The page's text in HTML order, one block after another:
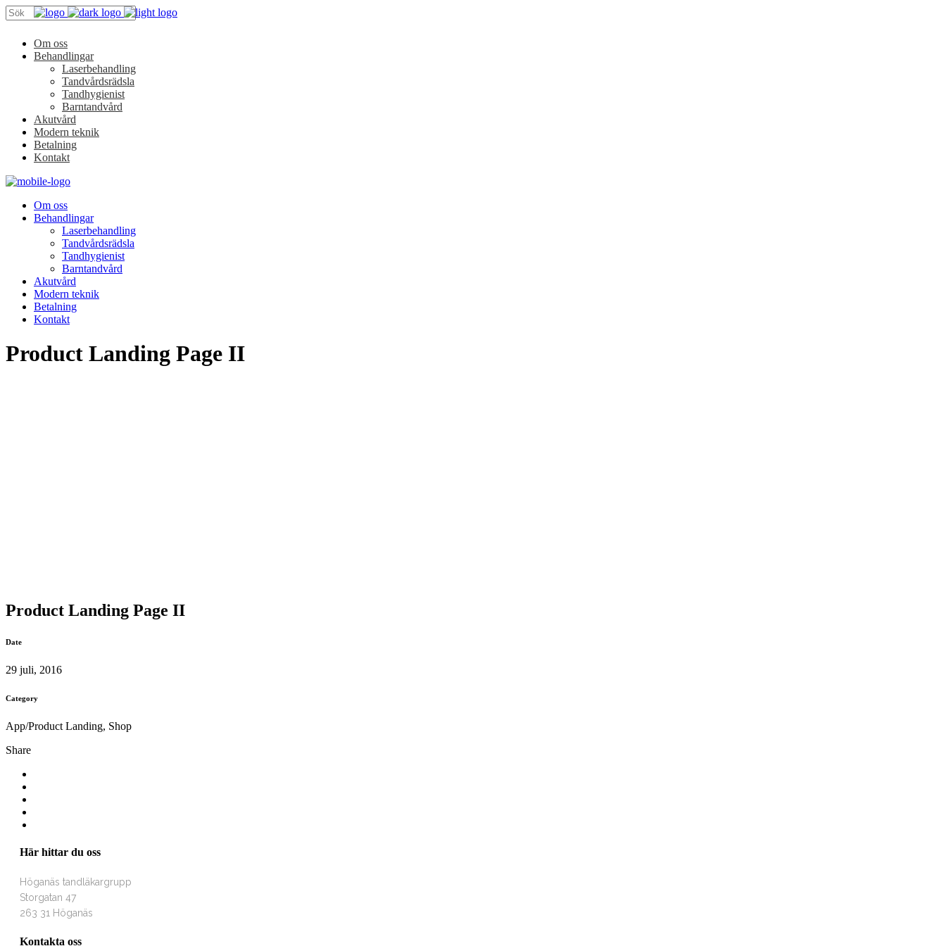
Om oss
Behandlingar
Laserbehandling
Tandvårdsrädsla
Tandhygienist
Barntandvård
Akutvård
Modern teknik
Betalning
Kontakt
Om oss
Behandlingar
Laserbehandling
Tandvårdsrädsla
Tandhygienist
Barntandvård
Akutvård
Modern teknik
Betalning
Kontakt
Product Landing Page II
Product Landing Page II
Date
29 juli, 2016
Category
App/Product Landing, Shop
Share
Här hittar du oss
Höganäs tandläkargrupp
Storgatan 47
263 31 Höganäs
Kontakta oss